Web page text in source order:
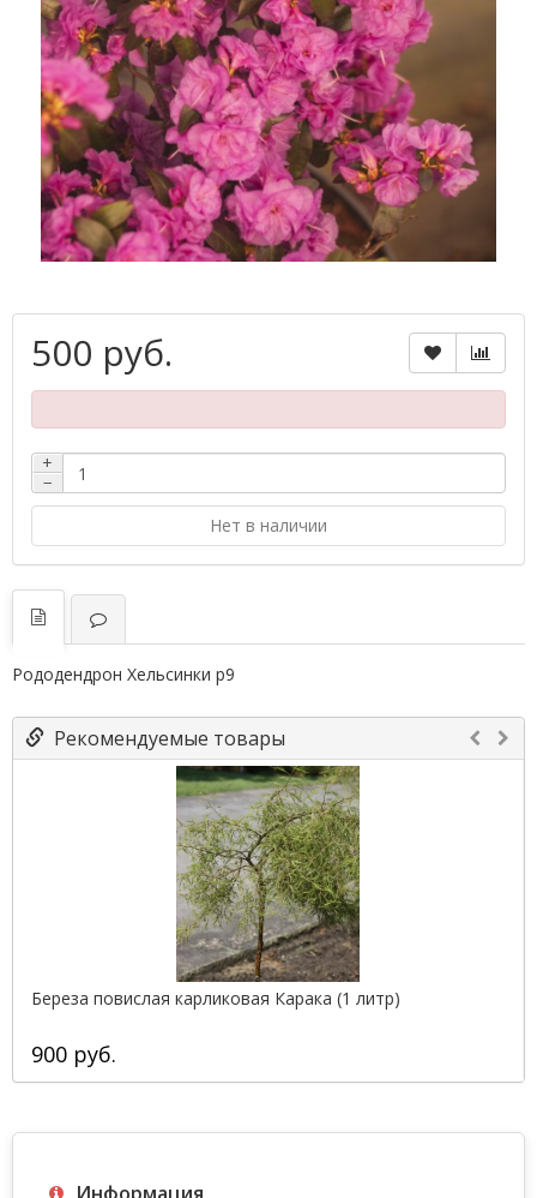
500 руб.
+
−
Нет в наличии
Рододендрон Хельсинки р9
Рекомендуемые товары
Береза повислая карликовая Карака (1 литр)
900 руб.